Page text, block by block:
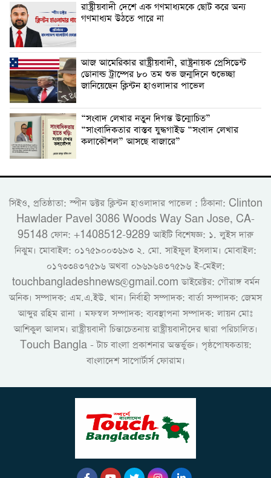
রাষ্ট্রীয়বাদী দেশে ‎এক গণমাধ্যমকে ছোট করে অন্য
গণমাধ্যম উঠতে পারে না ‎
‎আজ আমেরিকার রাষ্ট্রীয়বাদী, রাষ্ট্রনায়ক প্রেসিডেন্ট
ডোনাল্ড ট্রাম্পের ৮০ তম শুভ জন্মদিনে শুভেচ্ছা
জানিয়েছেন ক্লিন্টন হাওলাদার পাভেল
“সংবাদ লেখার নতুন দিগন্ত উন্মোচিত”
“সাংবাদিকতার বাস্তব যুদ্ধগাইড “সংবাদ লেখার
কলাকৌশল” আসছে বাজারে”
সিইও, প্রতিষ্ঠাতা: স্পীন ডক্টর ক্লিন্টন হাওলাদার পাভেল : ঠিকানা: Clinton
Hawlader Pavel 3086 Woods Way San Jose, CA-
95148 ফোন: +1408512-9289 আইটি বিশেষজ্ঞ: ১. লুইস দারু
নিঝুম। ‎মোবাইল: ০১৭৫৯০০৩৬৯৩ ২. মো. সাইফুল ইসলাম। মোবাইল:
০১৭৩৩৪৩৭৫৯৬ অথবা ০৯৬৯৬৪৩৭৫৯৬ ই-মেইল:
touchbangladeshnews@gmail.com ডাইরেক্টর: গৌরাঙ্গ বর্মন
অনিক। সম্পাদক: এম.এ.ইউ. খান। নির্বাহী সম্পাদক: বার্তা সম্পাদক: জেমস
আব্দুর রহিম রানা । মফস্বল সম্পাদক: ব্যবস্থাপনা সম্পাদক: লায়ন মোঃ
আশিকুল আলম। রাষ্ট্রীয়বাদী চিন্তাচেতনায় রাষ্ট্রীয়বাদীদের দ্বারা পরিচালিত।
Touch Bangla - টাচ বাংলা প্রকাশনার অন্তর্ভুক্ত। পৃষ্ঠপোষকতায়:
বাংলাদেশ সাপোর্টার্স ফোরাম।